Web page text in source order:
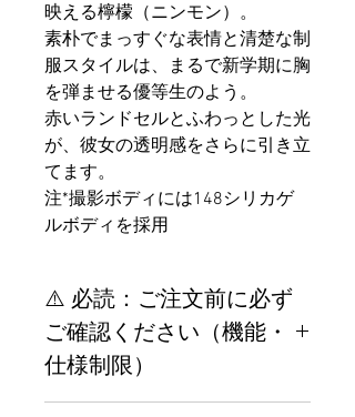
映える檸檬（ニンモン）。
素朴でまっすぐな表情と清楚な制
服スタイルは、まるで新学期に胸
を弾ませる優等生のよう。
赤いランドセルとふわっとした光
が、彼女の透明感をさらに引き立
てます。
注*撮影ボディには148シリカゲ
ルボディを採用
⚠️ 必読：ご注文前に必ず
ご確認ください（機能・
仕様制限）